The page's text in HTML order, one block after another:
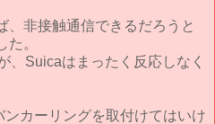
、非接触通信できるだろうと
。
、Suicaはまったく反応しなく
カーリングを取付けてはいけ